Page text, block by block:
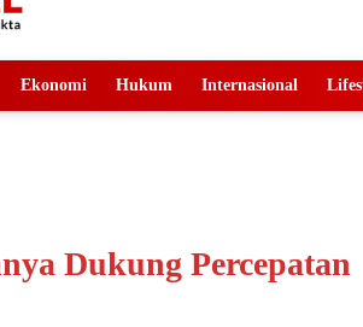
Ekonomi Hukum Internasional
Dukung Percepatan